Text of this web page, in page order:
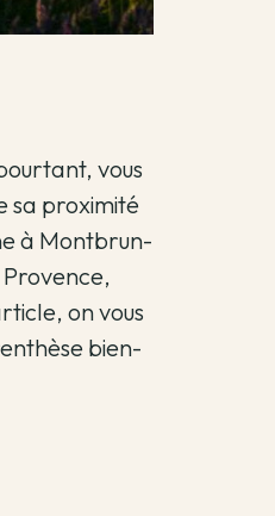
vous
sa proximité
à Montbrun-
on vous
bien-